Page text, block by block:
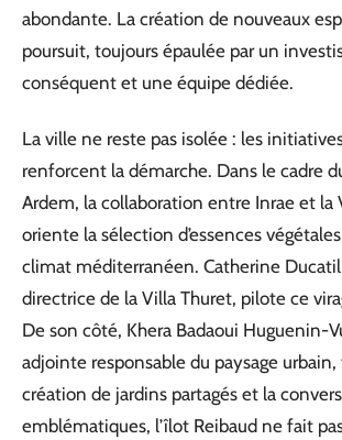
abondante. La création de nouveaux
poursuit, toujours épaulée par un
conséquent et une équipe dédiée.
La ville ne reste pas isolée : les
renforcent la démarche. Dans le cadre
Ardem, la collaboration entre Inrae et la
oriente la sélection d’essences
climat méditerranéen. Catherine
directrice de la Villa Thuret, pilote ce
De son côté, Khera Badaoui Huguenin-
adjointe responsable du paysage
création de jardins partagés et la
emblématiques, l’îlot Reibaud ne fait